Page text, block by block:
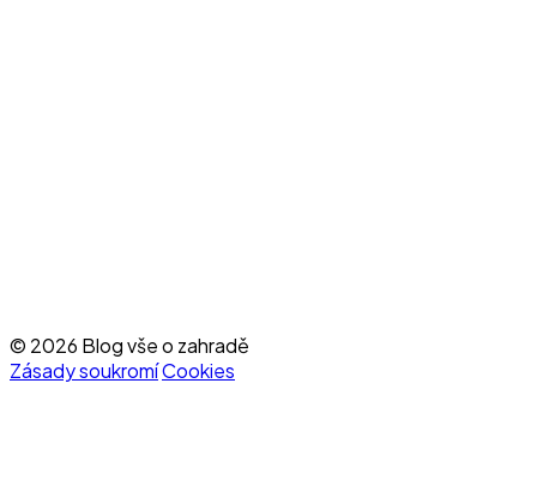
© 2026 Blog vše o zahradě
Zásady soukromíCookies